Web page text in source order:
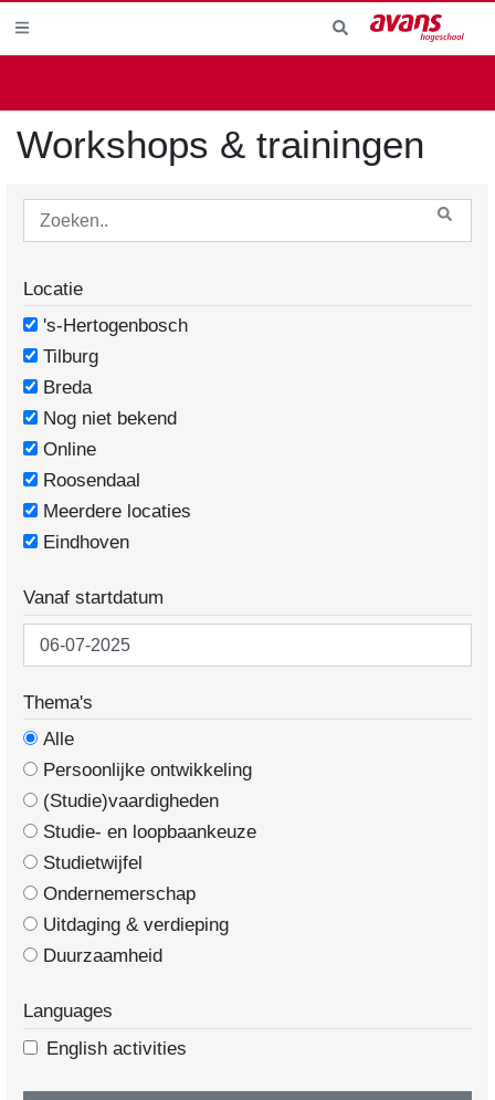
Workshops & trainingen
Locatie
's-Hertogenbosch
Tilburg
Breda
Nog niet bekend
Online
Roosendaal
Meerdere locaties
Eindhoven
Vanaf startdatum
Thema's
Alle
Persoonlijke ontwikkeling
(Studie)vaardigheden
Studie- en loopbaankeuze
Studietwijfel
Ondernemerschap
Uitdaging & verdieping
Duurzaamheid
Languages
English activities